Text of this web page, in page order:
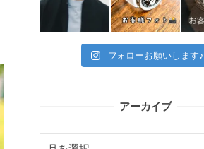
フォローお願いします♪
アーカイブ